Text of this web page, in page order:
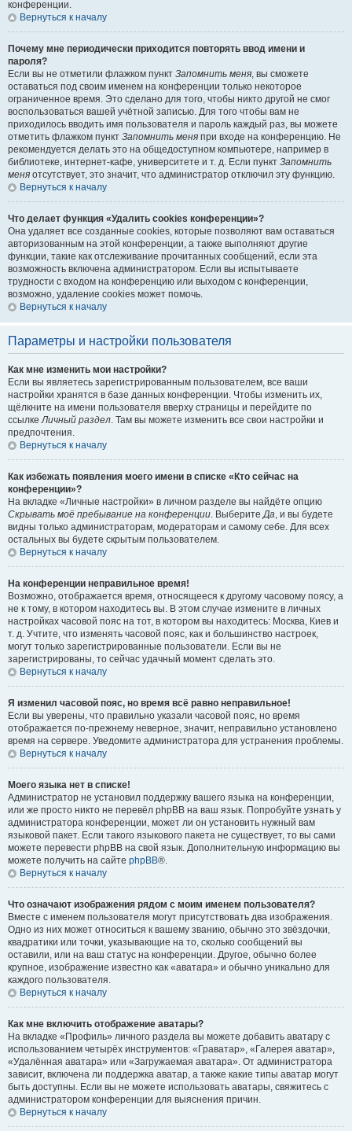
конференции.
Вернуться к началу
Почему мне периодически приходится повторять ввод имени и
пароля?
Если вы не отметили флажком пункт Запомнить меня, вы сможете
оставаться под своим именем на конференции только некоторое
ограниченное время. Это сделано для того, чтобы никто другой не смог
воспользоваться вашей учётной записью. Для того чтобы вам не
приходилось вводить имя пользователя и пароль каждый раз, вы можете
отметить флажком пункт Запомнить меня при входе на конференцию. Не
рекомендуется делать это на общедоступном компьютере, например в
библиотеке, интернет-кафе, университете и т. д. Если пункт Запомнить
меня отсутствует, это значит, что администратор отключил эту функцию.
Вернуться к началу
Что делает функция «Удалить cookies конференции»?
Она удаляет все созданные cookies, которые позволяют вам оставаться
авторизованным на этой конференции, а также выполняют другие
функции, такие как отслеживание прочитанных сообщений, если эта
возможность включена администратором. Если вы испытываете
трудности с входом на конференцию или выходом с конференции,
возможно, удаление cookies может помочь.
Вернуться к началу
Параметры и настройки пользователя
Как мне изменить мои настройки?
Если вы являетесь зарегистрированным пользователем, все ваши
настройки хранятся в базе данных конференции. Чтобы изменить их,
щёлкните на имени пользователя вверху страницы и перейдите по
ссылкеЛичный раздел. Там вы можете изменить все свои настройки и
предпочтения.
Вернуться к началу
Как избежать появления моего имени в списке «Кто сейчас на
конференции»?
На вкладке «Личные настройки» в личном разделе вы найдёте опцию
Скрывать моё пребывание на конференции. ВыберитеДа, и вы будете
видны только администраторам, модераторам и самому себе. Для всех
остальных вы будете скрытым пользователем.
Вернуться к началу
На конференции неправильное время!
Возможно, отображается время, относящееся к другому часовому поясу, а
не к тому, в котором находитесь вы. В этом случае измените в личных
настройках часовой пояс на тот, в котором вы находитесь: Москва, Киев и
т. д. Учтите, что изменять часовой пояс, как и большинство настроек,
могут только зарегистрированные пользователи. Если вы не
зарегистрированы, то сейчас удачный момент сделать это.
Вернуться к началу
Я изменил часовой пояс, но время всё равно неправильное!
Если вы уверены, что правильно указали часовой пояс, но время
отображается по-прежнему неверное, значит, неправильно установлено
время на сервере. Уведомите администратора для устранения проблемы.
Вернуться к началу
Моего языка нет в списке!
Администратор не установил поддержку вашего языка на конференции,
или же просто никто не перевёл phpBB на ваш язык. Попробуйте узнать у
администратора конференции, может ли он установить нужный вам
языковой пакет. Если такого языкового пакета не существует, то вы сами
можете перевести phpBB на свой язык. Дополнительную информацию вы
можете получить на сайте phpBB®.
Вернуться к началу
Что означают изображения рядом с моим именем пользователя?
Вместе с именем пользователя могут присутствовать два изображения.
Одно из них может относиться к вашему званию, обычно это звёздочки,
квадратики или точки, указывающие на то, сколько сообщений вы
оставили, или на ваш статус на конференции. Другое, обычно более
крупное, изображение известно как «аватара» и обычно уникально для
каждого пользователя.
Вернуться к началу
Как мне включить отображение аватары?
На вкладке «Профиль» личного раздела вы можете добавить аватару с
использованием четырёх инструментов: «Граватар», «Галерея аватар»,
«Удалённая аватара» или «Загружаемая аватара». От администратора
зависит, включена ли поддержка аватар, а также какие типы аватар могут
быть доступны. Если вы не можете использовать аватары, свяжитесь с
администратором конференции для выяснения причин.
Вернуться к началу